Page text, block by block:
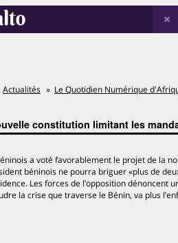
Actualités Le Quotidien Numérique
constitution limitant les
a voté favorablement le projet de la
béninois ne pourra briguer «plus de
Les forces de l’opposition dénoncent
la crise que traverse le Bénin, va plus